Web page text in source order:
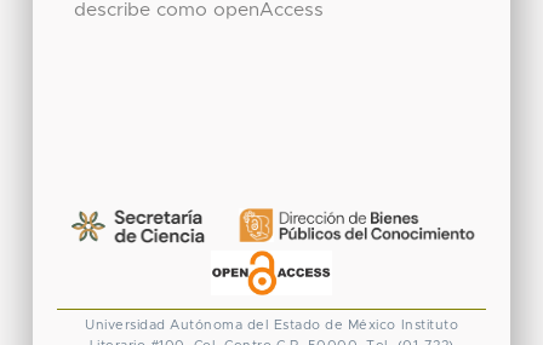
describe como openAccess
Universidad Autónoma del Estado de México
Instituto